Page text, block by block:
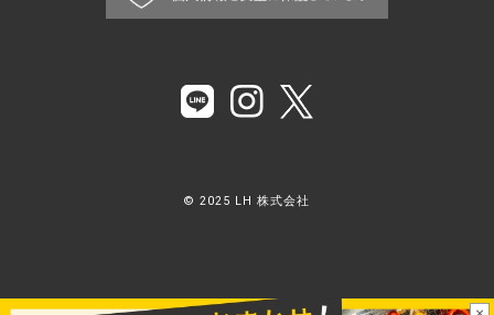
© 2025 LH 株式会社